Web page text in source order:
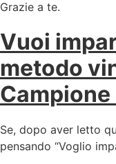
Grazie a te.
Vuoi
metodo
Se, dopo aver letto
pensando “Voglio